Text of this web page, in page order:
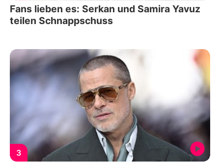
Fans lieben es: Serkan und Samira Yavuz
teilen Schnappschuss
3